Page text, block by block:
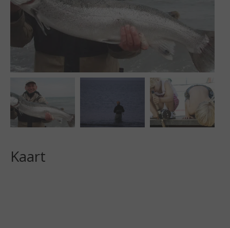
Kaart